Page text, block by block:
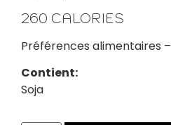
260 CALORIES
Préférences alimentaires –
Contient:
Soja